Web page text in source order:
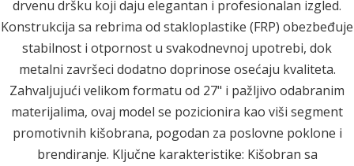
drvenu dršku koji daju elegantan i profesionalan izgled.
Konstrukcija sa rebrima od stakloplastike (FRP) obezbeđuje
stabilnost i otpornost u svakodnevnoj upotrebi, dok
metalni završeci dodatno doprinose osećaju kvaliteta.
Zahvaljujući velikom formatu od 27" i pažljivo odabranim
materijalima, ovaj model se pozicionira kao viši segment
promotivnih kišobrana, pogodan za poslovne poklone i
brendiranje. Ključne karakteristike: Kišobran sa